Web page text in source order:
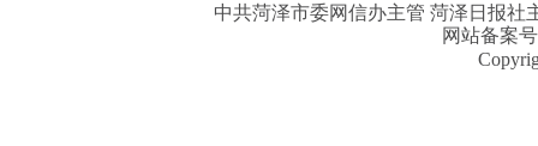
中共菏泽市委网信办主管 菏泽日报社
网站备案